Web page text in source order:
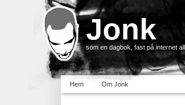
Jonk
som en dagbok, fast på internet
Hem Om Jonk